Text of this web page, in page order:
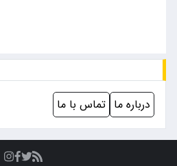
درباره ما تماس با ما